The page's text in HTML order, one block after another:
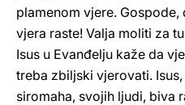
plamenom vjere. Gospode,
vjera raste! Valja moliti za
Isus u Evanđelju kaže da
treba zbiljski vjerovati.
siromaha, svojih ljudi, biva